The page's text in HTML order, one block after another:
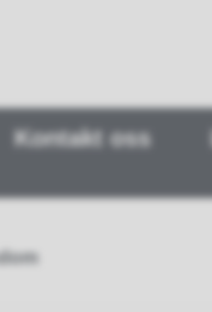
Kontakt oss